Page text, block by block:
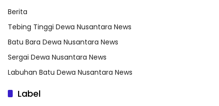
Berita
Tebing Tinggi Dewa Nusantara News
Batu Bara Dewa Nusantara News
Sergai Dewa Nusantara News
Labuhan Batu Dewa Nusantara News
Label